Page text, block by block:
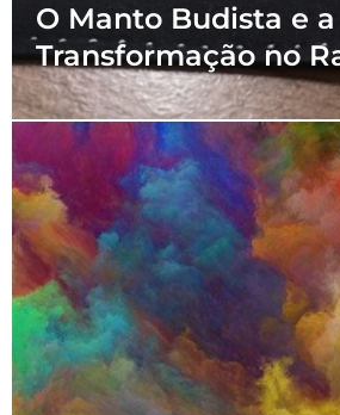
O Manto Budista e a
Transformação no